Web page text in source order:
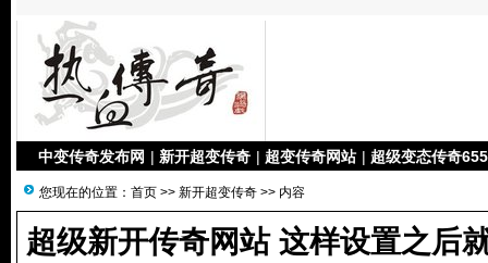
中变传奇发布网 | 新开超变传奇 | 超变传奇网站 | 超级变态传奇
您现在的位置： 首页 >> 新开超变传奇 >> 内容
超级新开传奇网站 这样设置之后